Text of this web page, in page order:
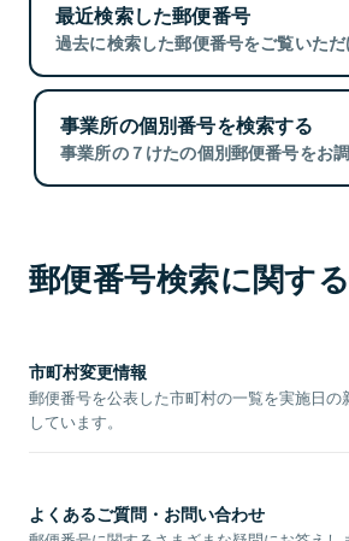
最近検索した郵便番号
過去に検索した郵便番号をご覧いただ
事業所の個別番号を検索する
事業所の７けたの個別郵便番号をお調
郵便番号検索に関す
市町村変更情報
郵便番号を公表した市町村の一覧を実施日の
しています。
よくあるご質問・お問い合わせ